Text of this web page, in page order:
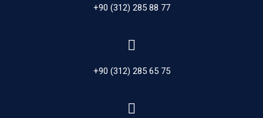
+90 (312) 285 88 77
+90 (312) 285 65 75